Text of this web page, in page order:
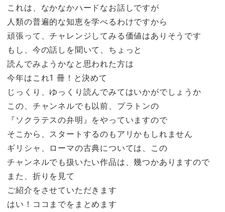
これは、なかなかハードなお話しですが
人類の普遍的な知恵を学べるわけですから
頑張って、チャレンジしてみる価値はありそうです
もし、今の話しを聞いて、ちょっと
読んでみようかなと思われた方は
今年はこれ1 冊！と決めて
じっくり、ゆっくり読んでみてはいかがでしょうか
この、チャンネルでも以前、プラトンの
『ソクラテスの弁明』をやっていますので
そこから、スタートするのもアリかもしれません
ギリシャ、ローマの古典については、この
チャンネルでも扱いたい作品は、幾つかありますので
また、折りを見て
ご紹介をさせていただきます
はい！ココまでをまとめます